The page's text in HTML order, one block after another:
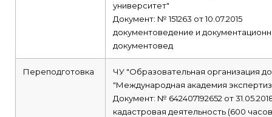
университет"
Документ: № 151263 от 10.07.2015
документоведение и
документовед
Переподготовка
ЧУ "Образовательная организация
"Международная академия
Документ: № 642407192652 от
кадастровая деятельность (600